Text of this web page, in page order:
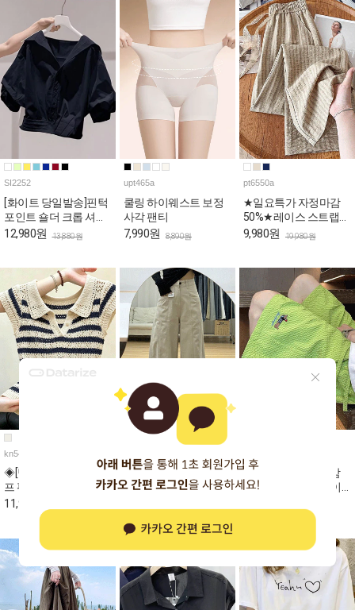
SI2252
[화이트 당일발송]핀턱
포인트 숄더 크롭 셔츠
[상황에따라 변신!셔츠
12,980원 13,880원
upt465a
쿨링 하이웨스트 보정
사각 팬티
7,990원 8,890원
pt6550a
★일요특가 자정마감
50%★레이스 스트랩
내추럴 밴딩 팬츠
9,980원 19,980원
kn5420a
◈[당일발송] 스트라이
프 펀칭 짜임 캡소매 카
라 니트
11,980원
◈[당일발송] 베이직 더
블 컷라인 와이드 면바
★일요특가 자정마감
50%★강아지 자수 이
9,390원